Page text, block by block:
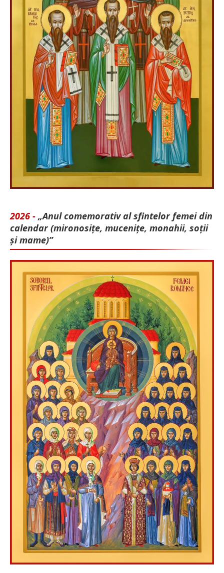
2026 - „Anul comemorativ al sfintelor femei din
calendar (mironosițe, mu­cenițe, monahii, soții
și mame)”